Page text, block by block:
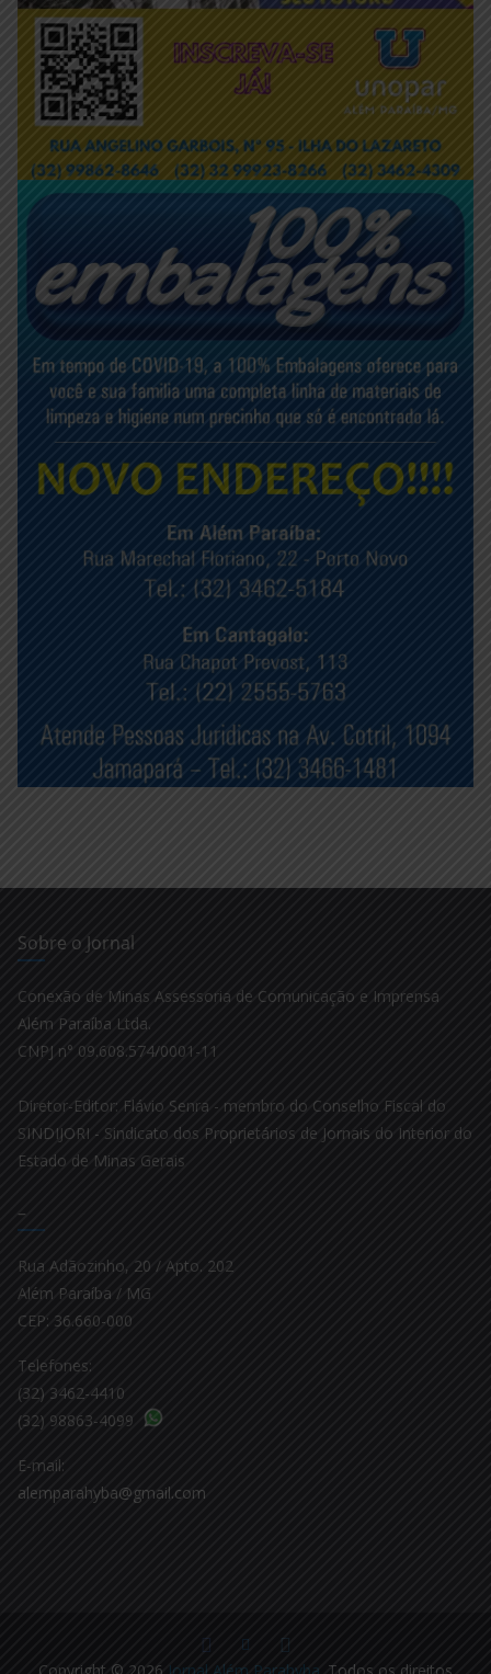
Sobre o Jornal
Conexão de Minas Assessoria de Comunicação e Imprensa
Além Paraíba Ltda.
CNPJ n° 09.608.574/0001-11
Diretor-Editor: Flávio Senra - membro do Conselho Fiscal do
SINDIJORI - Sindicato dos Proprietários de Jornais do Interior do
Estado de Minas Gerais
–
Rua Adãozinho, 20 / Apto. 202
Além Paraíba / MG
CEP: 36.660-000
Telefones:
(32) 3462-4410
(32) 98863-4099
E-mail:
alemparahyba@gmail.com